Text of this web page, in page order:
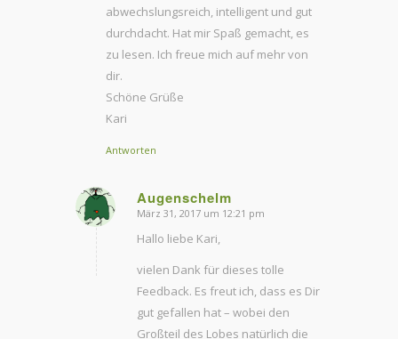
abwechslungsreich, intelligent und gut
durchdacht. Hat mir Spaß gemacht, es
zu lesen. Ich freue mich auf mehr von
dir.
Schöne Grüße
Kari
Antworten
Augenschelm
sagte:
März 31, 2017 um 12:21 pm
Hallo liebe Kari,
vielen Dank für dieses tolle
Feedback. Es freut ich, dass es Dir
gut gefallen hat – wobei den
Großteil des Lobes natürlich die